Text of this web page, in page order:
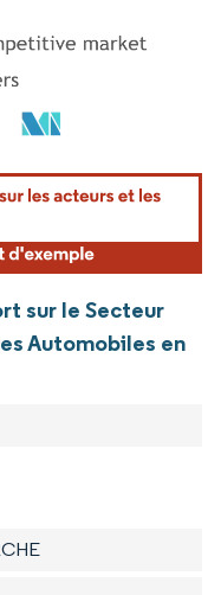
une attribution sous CC BY
sur le Secteur
Automobiles en